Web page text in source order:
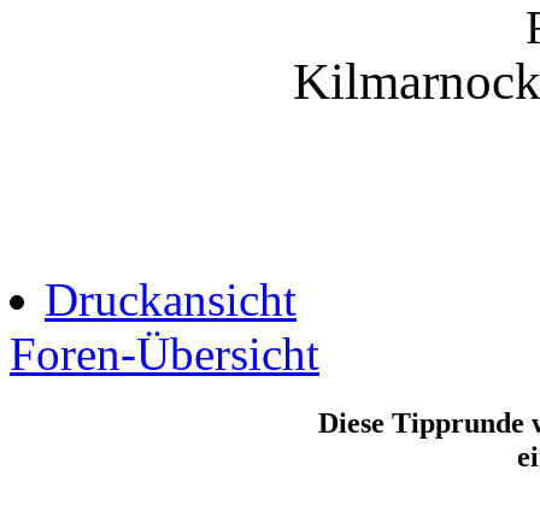
Druckansicht
Foren-Übersicht
Diese Tipprunde